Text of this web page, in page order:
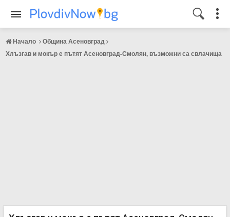
Начало
Община Асеновград
Хлъзгав и мокър е пътят Асеновград-Смолян, възможни са свлачища